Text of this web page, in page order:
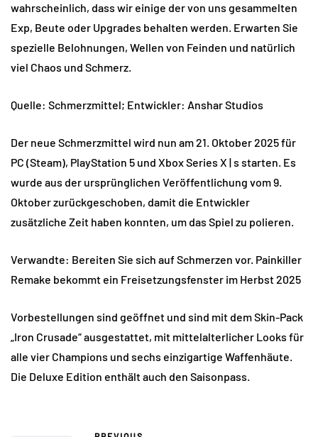
wahrscheinlich, dass wir einige der von uns gesammelten
Exp, Beute oder Upgrades behalten werden. Erwarten Sie
spezielle Belohnungen, Wellen von Feinden und natürlich
viel Chaos und Schmerz.
Quelle: Schmerzmittel; Entwickler: Anshar Studios
Der neue Schmerzmittel wird nun am 21. Oktober 2025 für
PC (Steam), PlayStation 5 und Xbox Series X | s starten. Es
wurde aus der ursprünglichen Veröffentlichung vom 9.
Oktober zurückgeschoben, damit die Entwickler
zusätzliche Zeit haben konnten, um das Spiel zu polieren.
Verwandte: Bereiten Sie sich auf Schmerzen vor. Painkiller
Remake bekommt ein Freisetzungsfenster im Herbst 2025
Vorbestellungen sind geöffnet und sind mit dem Skin-Pack
„Iron Crusade“ ausgestattet, mit mittelalterlicher Looks für
alle vier Champions und sechs einzigartige Waffenhäute.
Die Deluxe Edition enthält auch den Saisonpass.